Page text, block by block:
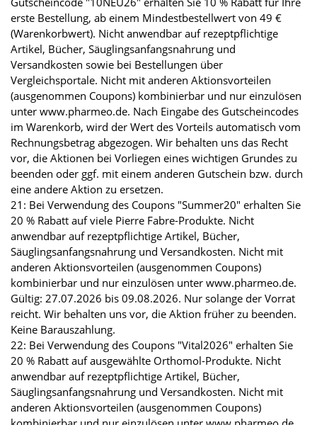
erste Bestellung, ab einem Mindestbestellwert von 49 €
(Warenkorbwert). Nicht anwendbar auf rezeptpflichtige
Artikel, Bücher, Säuglingsanfangsnahrung und
Versandkosten sowie bei Bestellungen über
Vergleichsportale. Nicht mit anderen Aktionsvorteilen
(ausgenommen Coupons) kombinierbar und nur einzulösen
unter www.pharmeo.de. Nach Eingabe des Gutscheincodes
im Warenkorb, wird der Wert des Vorteils automatisch vom
Rechnungsbetrag abgezogen. Wir behalten uns das Recht
vor, die Aktionen bei Vorliegen eines wichtigen Grundes zu
beenden oder ggf. mit einem anderen Gutschein bzw. durch
eine andere Aktion zu ersetzen.
21: Bei Verwendung des Coupons "Summer20" erhalten Sie
20 % Rabatt auf viele Pierre Fabre-Produkte. Nicht
anwendbar auf rezeptpflichtige Artikel, Bücher,
Säuglingsanfangsnahrung und Versandkosten. Nicht mit
anderen Aktionsvorteilen (ausgenommen Coupons)
kombinierbar und nur einzulösen unter www.pharmeo.de.
Gültig: 27.07.2026 bis 09.08.2026. Nur solange der Vorrat
reicht. Wir behalten uns vor, die Aktion früher zu beenden.
Keine Barauszahlung.
22: Bei Verwendung des Coupons "Vital2026" erhalten Sie
20 % Rabatt auf ausgewählte Orthomol-Produkte. Nicht
anwendbar auf rezeptpflichtige Artikel, Bücher,
Säuglingsanfangsnahrung und Versandkosten. Nicht mit
anderen Aktionsvorteilen (ausgenommen Coupons)